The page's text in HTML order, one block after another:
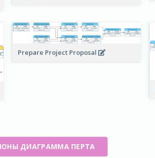
Prepare Project Proposal
ДИАГРАММА ПЕРТА